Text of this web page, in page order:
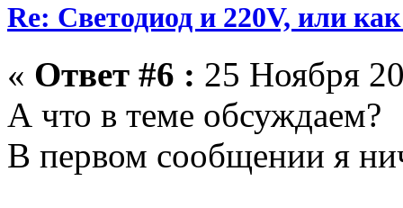
Re: Светодиод и 220V, или
« Ответ #6 : 25 Ноября
А что в теме обсуждаем?
В первом сообщении я